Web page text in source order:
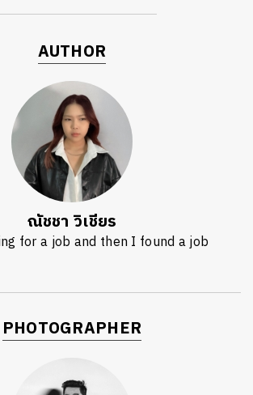
AUTHOR
ณัชชา วิเชียร
for a job and then I found a job
PHOTOGRAPHER